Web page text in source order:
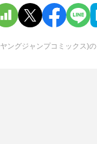
ングジャンプコミックス)の